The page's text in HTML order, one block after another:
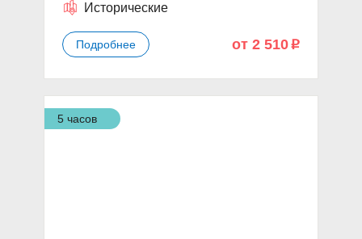
Исторические
Подробнее от 2 510 p
5 часов